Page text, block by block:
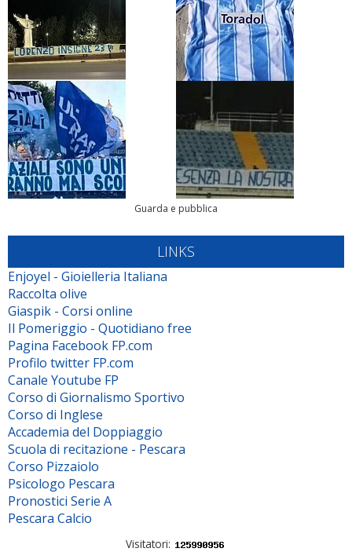
Guarda e pubblica
LINKS
Enjoyel - Gioielleria Italiana
Raccolta olive
Giaspik - Corsi online
Il Pomeriggio - Quotidiano free
Pagina Facebook FP.com
Profilo twitter FP.com
Canale Youtube FP
Corso di Giornalismo Sportivo
Corso di Inglese
Accademia del Doppiaggio
Scuola di recitazione - Pescara
Corso Pizzaiolo
Psicologo Pescara
Pronostici Serie A
Pescara Calcio
Visitatori: